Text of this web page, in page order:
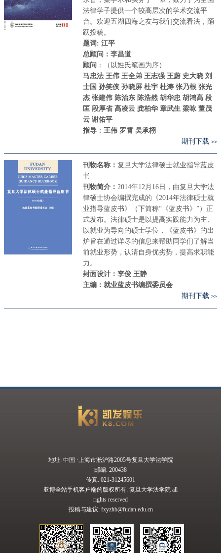
法律学子提供一个较高层次的学术交流平
台。欢迎五湖四海之友与我们交流看法，踊
跃投稿。
题词: 江平
总顾问：李昌道
顾问 ：（以姓氏笔画为序）
马忠法 王伟 王全弟 王志强 王蔚 史大晓 刘
士国 孙笑侠 孙晓屏 杜宇 杜涛 张乃根 张光
杰 张建伟 陈治东 陈浩然 胡华忠 胡鸿高 段
匡 段厚省 高凌云 龚柏华 章武生 梁咏 董茂
云 谢佑平
指导 ： 王伟 罗霄 吴承栩
期刊下载 >>
刊物名称： 复旦大学法律硕士就业指导蓝皮
书
刊物简介： 2014年12月16日，由复旦大学法
律硕士协会编撰完成的《2014年法律硕士就
业指导蓝皮书》（下简称“《蓝皮书》”）正
式发布。法律硕士是以提高实践能力为主、
以就业为导向的硕士学位，《蓝皮书》的出
炉旨在通过详尽的信息来帮助同学们了解当
前就业形势，认清自身优劣势，提高求职能
力。
封面设计：李俊 王静
主编：就业蓝皮书编撰委员会
期刊下载 >>
地址: 中国 ·上海市淞沪路2005号复旦大学法学院
邮编: 200438
传真: 021-31245601
亚博全站手机客户端的版权所有: 复旦大学法学院 all
rights reserved
投稿与建议: fxyzhb@fudan.edu.cn